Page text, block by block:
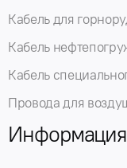
Кабель для
Кабель
Кабель
Провода для
Информация